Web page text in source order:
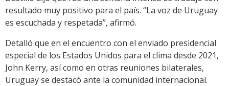
resultado muy positivo para el país. “La voz de Uruguay
es escuchada y respetada”, afirmó.
Detalló que en el encuentro con el enviado presidencial
especial de los Estados Unidos para el clima desde 2021,
John Kerry, así como en otras reuniones bilaterales,
Uruguay se destacó ante la comunidad internacional.